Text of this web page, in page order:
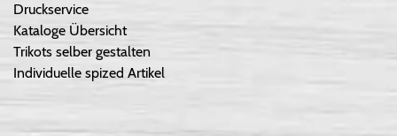
Druckservice
Kataloge Übersicht
Trikots selber gestalten
Individuelle spized Artikel